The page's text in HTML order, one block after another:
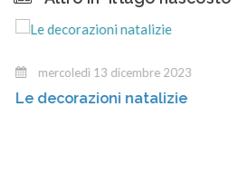
mercoledì 13 dicembre 2023
Le decorazioni natalizie